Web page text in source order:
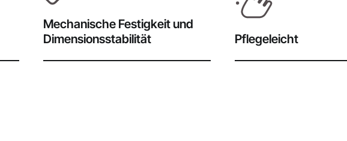
Mechanische Festigkeit und
Dimensionsstabilität
Pflegeleicht